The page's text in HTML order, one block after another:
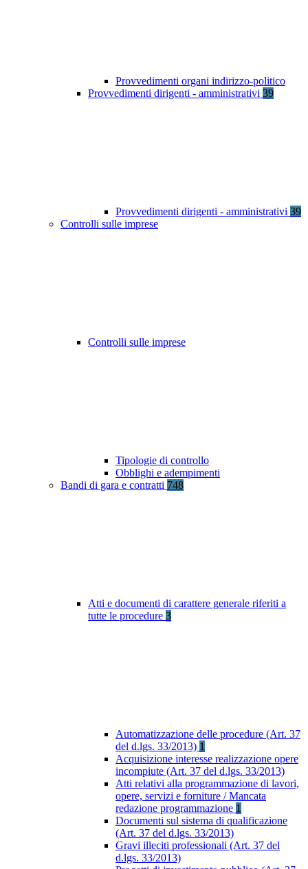
Provvedimenti organi indirizzo-politico
Provvedimenti dirigenti - amministrativi 39
Provvedimenti dirigenti - amministrativi 39
Controlli sulle imprese
Controlli sulle imprese
Tipologie di controllo
Obblighi e adempimenti
Bandi di gara e contratti 748
Atti e documenti di carattere generale riferiti a
tutte le procedure 3
Automatizzazione delle procedure (Art. 37
del d.lgs. 33/2013) 1
Acquisizione interesse realizzazione opere
incompiute (Art. 37 del d.lgs. 33/2013)
Atti relativi alla programmazione di lavori,
opere, servizi e forniture / Mancata
redazione programmazione 1
Documenti sul sistema di qualificazione
(Art. 37 del d.lgs. 33/2013)
Gravi illeciti professionali (Art. 37 del
d.lgs. 33/2013)